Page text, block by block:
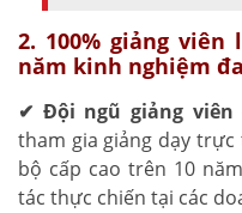
2. 100% giảng viên
năm kinh nghiệm
✔ Đội ngũ giảng viên
tham gia giảng dạy trực
bộ cấp cao trên 10
tác thực chiến tại các